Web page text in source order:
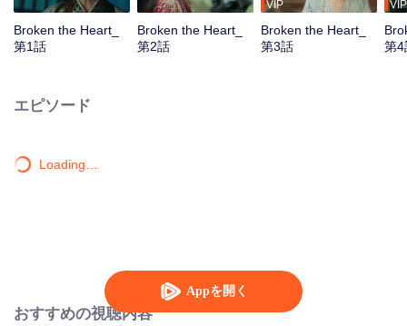
Appを開く
Broken the Heart_
第1話
Broken the Heart_
第2話
VIP
Broken the Heart_
第3話
VIP
第4
エピソード
Loading…
おすすめの視聴内容